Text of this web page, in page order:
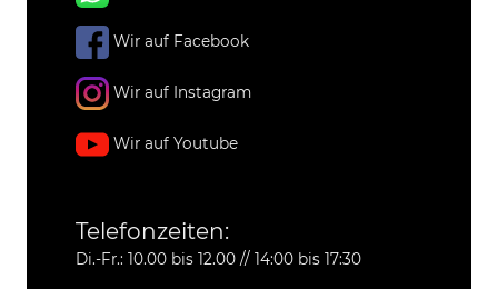
Wir auf Facebook
Wir auf Instagram
Wir auf Youtube
Telefonzeiten:
Di.-Fr.: 10.00 bis 12.00 // 14:00 bis 17:30